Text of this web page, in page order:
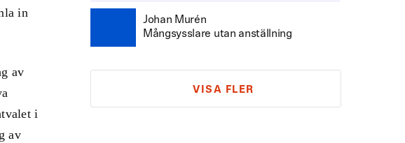
in
av
i
av
Johan Murén
Mångsysslare utan anställning
VISA FLER